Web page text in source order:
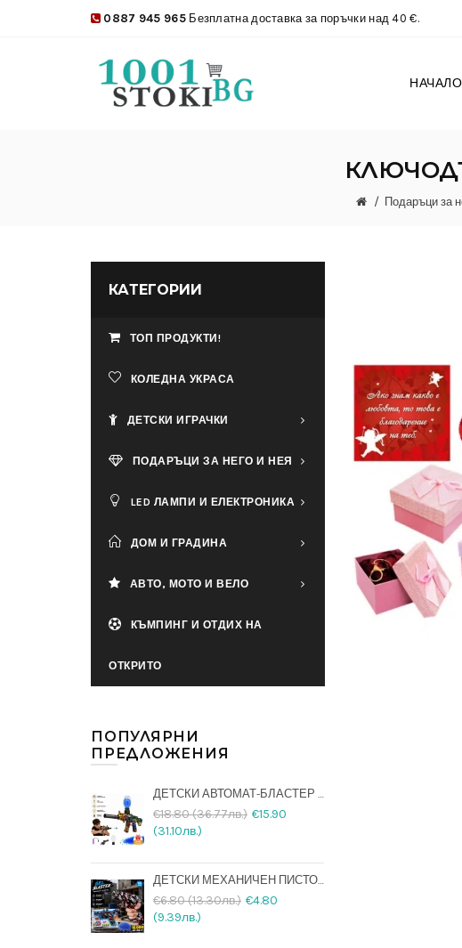
0887 945 965Безплатна доставка за поръчки над 40 €.
НАЧАЛО
Подаръци за
КАТЕГОРИИ
ТОП ПРОДУКТИ!
КОЛЕДНА УКРАСА
ДЕТСКИ ИГРАЧКИ
ПОДАРЪЦИ ЗА НЕГО И НЕЯ
LED ЛАМПИ И ЕЛЕКТРОНИКА
ДОМ И ГРАДИНА
АВТО, МОТО И ВЕЛО
КЪМПИНГ И ОТДИХ НА
ОТКРИТО
ПОПУЛЯРНИ
ПРЕДЛОЖЕНИЯ
ДЕТСКИ АВТОМАТ-БЛАСТЕР С ГЕЛ ТОПЧЕТА + 20000 ТОПЧЕТА ПОДАРЪК
€18.80 (36.77лв.) €15.90
(31.10лв.)
ДЕТСКИ МЕХАНИЧЕН ПИСТОЛЕТ С ВОДНИ ГЕЛ ТОПЧЕТА И ПОДАРЪК 10000 ТОПЧЕТА
€6.80 (13.30лв.) €4.80
(9.39лв.)